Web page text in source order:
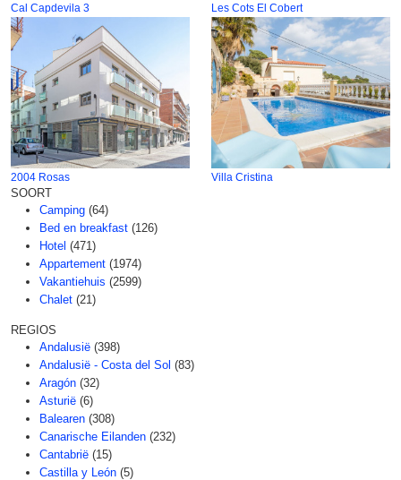
Cal Capdevila 3 Les Cots El Cobert
2004 Rosas Villa Cristina
SOORT
Camping (64)
Bed en breakfast (126)
Hotel (471)
Appartement (1974)
Vakantiehuis (2599)
Chalet (21)
REGIOS
Andalusië (398)
Andalusië - Costa del Sol (83)
Aragón (32)
Asturië (6)
Balearen (308)
Canarische Eilanden (232)
Cantabrië (15)
Castilla y León (5)